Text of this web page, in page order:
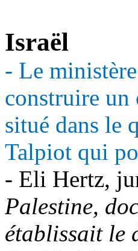
Israël
- Le
construire
situé dans le
Talpiot qui
- Eli Hertz,
Palestine,
établissait le